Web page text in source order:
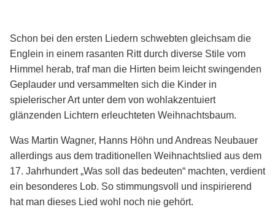
Schon bei den ersten Liedern schwebten gleichsam die
Englein in einem rasanten Ritt durch diverse Stile vom
Himmel herab, traf man die Hirten beim leicht swingenden
Geplauder und versammelten sich die Kinder in
spielerischer Art unter dem von wohlakzentuiert
glänzenden Lichtern erleuchteten Weihnachtsbaum.
Was Martin Wagner, Hanns Höhn und Andreas Neubauer
allerdings aus dem traditionellen Weihnachtslied aus dem
17. Jahrhundert „Was soll das bedeuten“ machten, verdient
ein besonderes Lob. So stimmungsvoll und inspirierend
hat man dieses Lied wohl noch nie gehört.